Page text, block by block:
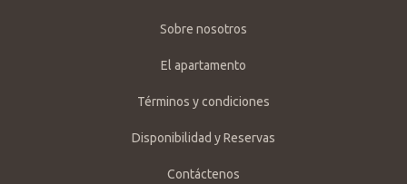
Sobre nosotros
El apartamento
Términos y condiciones
Disponibilidad y Reservas
Contáctenos